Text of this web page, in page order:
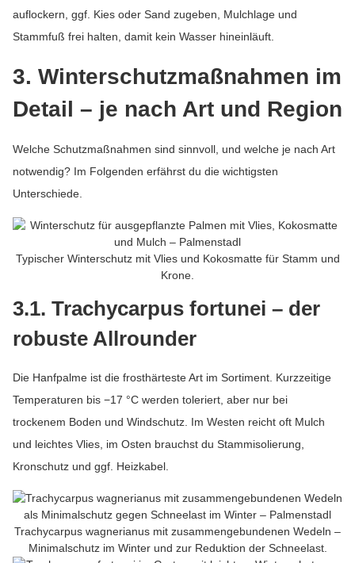
auflockern, ggf. Kies oder Sand zugeben, Mulchlage und
Stammfuß frei halten, damit kein Wasser hineinläuft.
3. Winterschutzmaßnahmen im
Detail – je nach Art und Region
Welche Schutzmaßnahmen sind sinnvoll, und welche je nach Art
notwendig? Im Folgenden erfährst du die wichtigsten
Unterschiede.
Typischer Winterschutz mit Vlies und Kokosmatte für Stamm und
Krone.
3.1. Trachycarpus fortunei – der
robuste Allrounder
Die Hanfpalme ist die frosthärteste Art im Sortiment. Kurzzeitige
Temperaturen bis −17 °C werden toleriert, aber nur bei
trockenem Boden und Windschutz. Im Westen reicht oft Mulch
und leichtes Vlies, im Osten brauchst du Stammisolierung,
Kronschutz und ggf. Heizkabel.
Trachycarpus wagnerianus mit zusammengebundenen Wedeln –
Minimalschutz im Winter und zur Reduktion der Schneelast.